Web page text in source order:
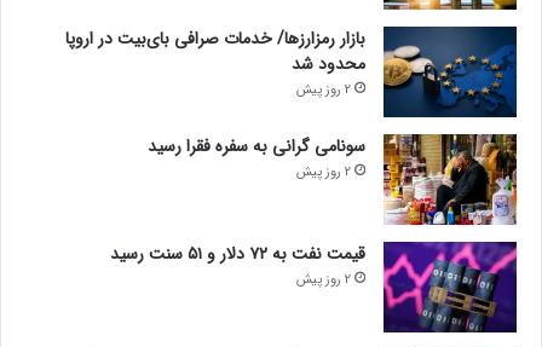
بازار رمزارزها/ خدمات صرافی بای‌بیت در اروپا
محدود شد
2 روز پیش
سونامی گرانی به سفره فقرا رسید
2 روز پیش
قیمت نفت به ۷۲ دلار و ۵۱ سنت رسید
2 روز پیش